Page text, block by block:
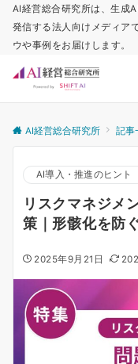
AI経営総合研究所は、生成
発信する法人向けメディア
ウや事例をお届けします。
AI経営総合研究所 記事
AI導入・推進のヒント
リスクマネジメ
策｜形骸化を防
2025年9月21日